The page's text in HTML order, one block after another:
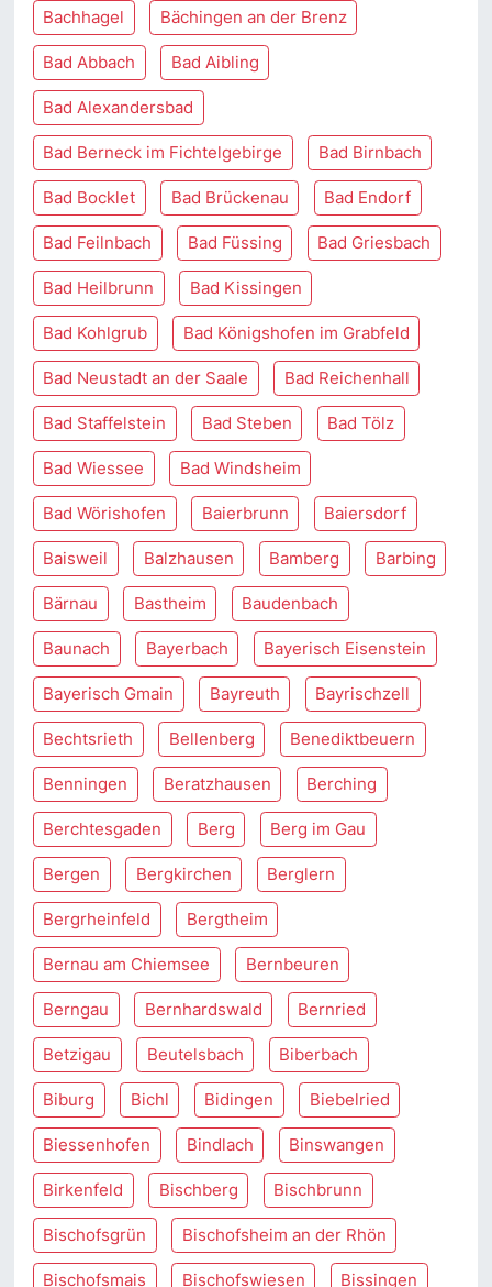
Bachhagel Bächingen an der Brenz
Bad Abbach Bad Aibling
Bad Alexandersbad
Bad Berneck im Fichtelgebirge Bad Birnbach
Bad Bocklet Bad Brückenau Bad Endorf
Bad Feilnbach Bad Füssing Bad Griesbach
Bad Heilbrunn Bad Kissingen
Bad Kohlgrub Bad Königshofen im Grabfeld
Bad Neustadt an der Saale Bad Reichenhall
Bad Staffelstein Bad Steben Bad Tölz
Bad Wiessee Bad Windsheim
Bad Wörishofen Baierbrunn Baiersdorf
Baisweil Balzhausen Bamberg Barbing
Bärnau Bastheim Baudenbach
Baunach Bayerbach Bayerisch Eisenstein
Bayerisch Gmain Bayreuth Bayrischzell
Bechtsrieth Bellenberg Benediktbeuern
Benningen Beratzhausen Berching
Berchtesgaden Berg Berg im Gau
Bergen Bergkirchen Berglern
Bergrheinfeld Bergtheim
Bernau am Chiemsee Bernbeuren
Berngau Bernhardswald Bernried
Betzigau Beutelsbach Biberbach
Biburg Bichl Bidingen Biebelried
Biessenhofen Bindlach Binswangen
Birkenfeld Bischberg Bischbrunn
Bischofsgrün Bischofsheim an der Rhön
Bischofsmais Bischofswiesen Bissingen